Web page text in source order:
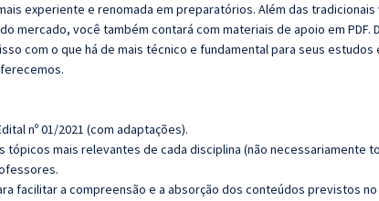
experiente e renomada em preparatórios. Além das tradicionais
mercado, você também contará com materiais de apoio em PDF.
com o que há de mais técnico e fundamental para seus estudos
nº 01/2021 (com adaptações).
tópicos mais relevantes de cada disciplina (não necessariamente
facilitar a compreensão e a absorção dos conteúdos previstos